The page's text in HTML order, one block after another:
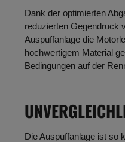
Dank der optimierten
reduzierten Gegendruck
Auspuffanlage die
hochwertigem Material
Bedingungen auf der
Die Auspuffanlage ist so